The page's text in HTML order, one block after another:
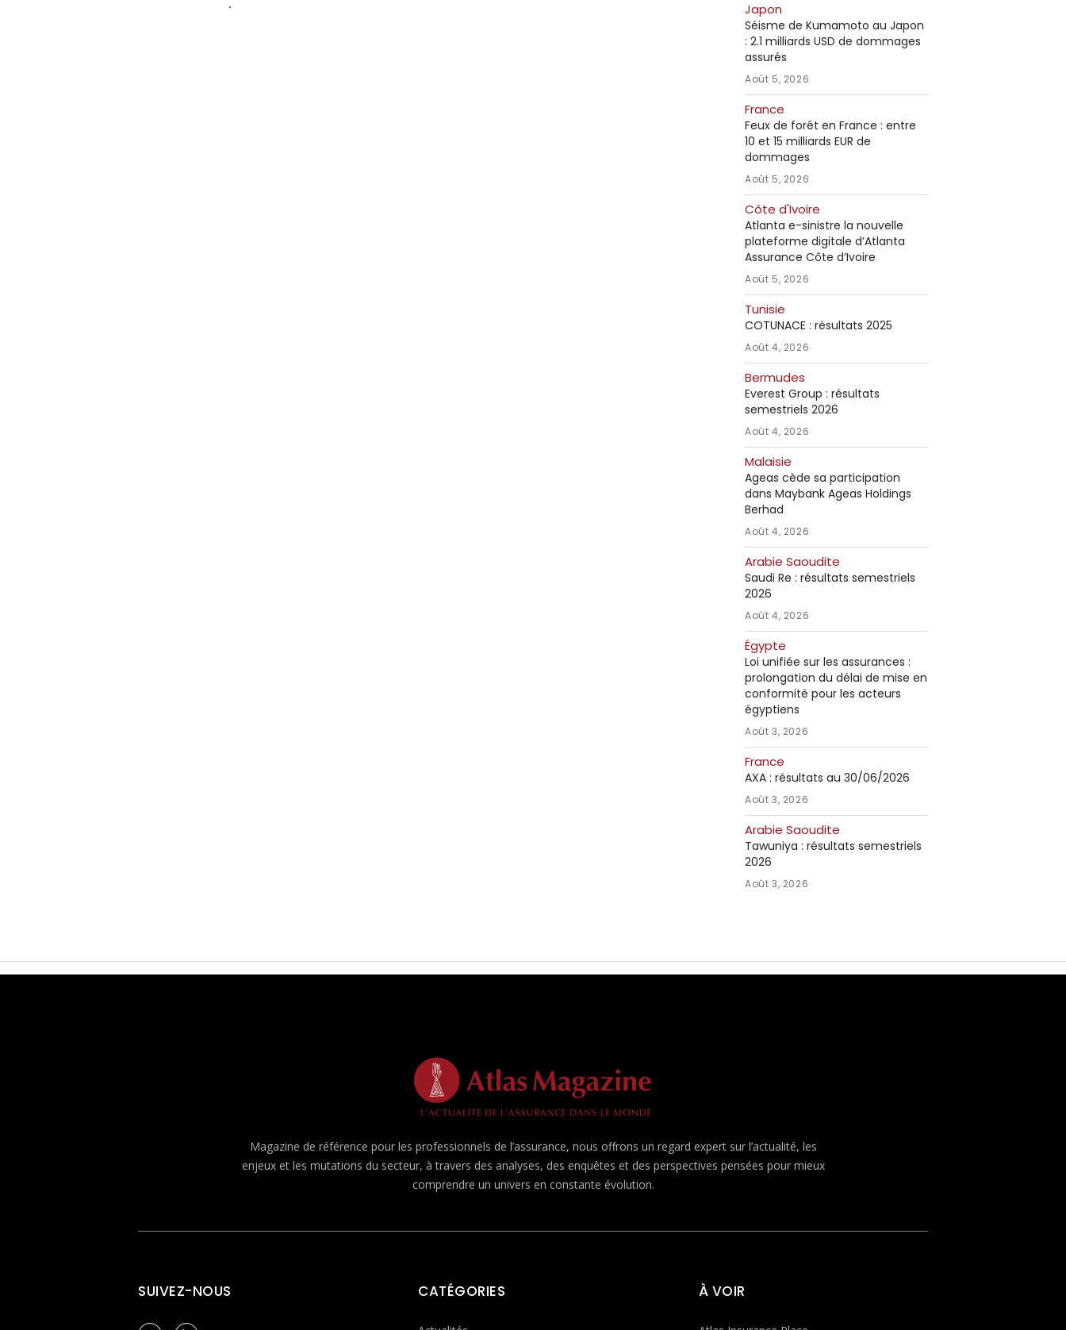
Japon
Séisme de Kumamoto au Japon
: 2.1 milliards USD de dommages
assurés
Août 5, 2026
France
Feux de forêt en France : entre
10 et 15 milliards EUR de
dommages
Août 5, 2026
Côte d'Ivoire
Atlanta e-sinistre la nouvelle
plateforme digitale d’Atlanta
Assurance Côte d’Ivoire
Août 5, 2026
Tunisie
COTUNACE : résultats 2025
Août 4, 2026
Bermudes
Everest Group : résultats
semestriels 2026
Août 4, 2026
Malaisie
Ageas cède sa participation
dans Maybank Ageas Holdings
Berhad
Août 4, 2026
Arabie Saoudite
Saudi Re : résultats semestriels
2026
Août 4, 2026
Égypte
Loi unifiée sur les assurances :
prolongation du délai de mise en
conformité pour les acteurs
égyptiens
Août 3, 2026
France
AXA : résultats au 30/06/2026
Août 3, 2026
Arabie Saoudite
Tawuniya : résultats semestriels
2026
Août 3, 2026
Magazine de référence pour les professionnels de l’assurance, nous offrons un regard expert sur l’actualité, les
enjeux et les mutations du secteur, à travers des analyses, des enquêtes et des perspectives pensées pour mieux
comprendre un univers en constante évolution.
SUIVEZ-NOUS CATÉGORIES À VOIR